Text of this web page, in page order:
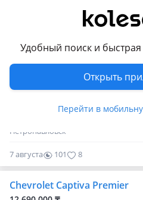
Удобный поиск и
Открыть
Перейти в
Б/у хэтчбек бензин
Петропавловск
7 августа 101 8
Chevrolet Captiva Premier